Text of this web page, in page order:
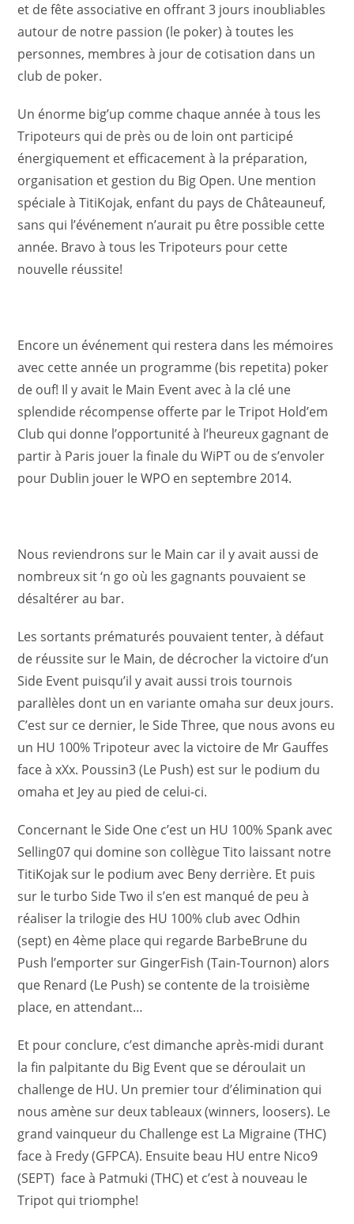
et de fête associative en offrant 3 jours inoubliables
autour de notre passion (le poker) à toutes les
personnes, membres à jour de cotisation dans un
club de poker.
Un énorme big’up comme chaque année à tous les
Tripoteurs qui de près ou de loin ont participé
énergiquement et efficacement à la préparation,
organisation et gestion du Big Open. Une mention
spéciale à TitiKojak, enfant du pays de Châteauneuf,
sans qui l’événement n’aurait pu être possible cette
année. Bravo à tous les Tripoteurs pour cette
nouvelle réussite!
Encore un événement qui restera dans les mémoires
avec cette année un programme (bis repetita) poker
de ouf! Il y avait le Main Event avec à la clé une
splendide récompense offerte par le Tripot Hold’em
Club qui donne l’opportunité à l’heureux gagnant de
partir à Paris jouer la finale du WiPT ou de s’envoler
pour Dublin jouer le WPO en septembre 2014.
Nous reviendrons sur le Main car il y avait aussi de
nombreux sit ‘n go où les gagnants pouvaient se
désaltérer au bar.
Les sortants prématurés pouvaient tenter, à défaut
de réussite sur le Main, de décrocher la victoire d’un
Side Event puisqu’il y avait aussi trois tournois
parallèles dont un en variante omaha sur deux jours.
C’est sur ce dernier, le Side Three, que nous avons eu
un HU 100% Tripoteur avec la victoire de Mr Gauffes
face à xXx. Poussin3 (Le Push) est sur le podium du
omaha et Jey au pied de celui-ci.
Concernant le Side One c’est un HU 100% Spank avec
Selling07 qui domine son collègue Tito laissant notre
TitiKojak sur le podium avec Beny derrière. Et puis
sur le turbo Side Two il s’en est manqué de peu à
réaliser la trilogie des HU 100% club avec Odhin
(sept) en 4ème place qui regarde BarbeBrune du
Push l’emporter sur GingerFish (Tain-Tournon) alors
que Renard (Le Push) se contente de la troisième
place, en attendant…
Et pour conclure, c’est dimanche après-midi durant
la fin palpitante du Big Event que se déroulait un
challenge de HU. Un premier tour d’élimination qui
nous amène sur deux tableaux (winners, loosers). Le
grand vainqueur du Challenge est La Migraine (THC)
face à Fredy (GFPCA). Ensuite beau HU entre Nico9
(SEPT) face à Patmuki (THC) et c’est à nouveau le
Tripot qui triomphe!